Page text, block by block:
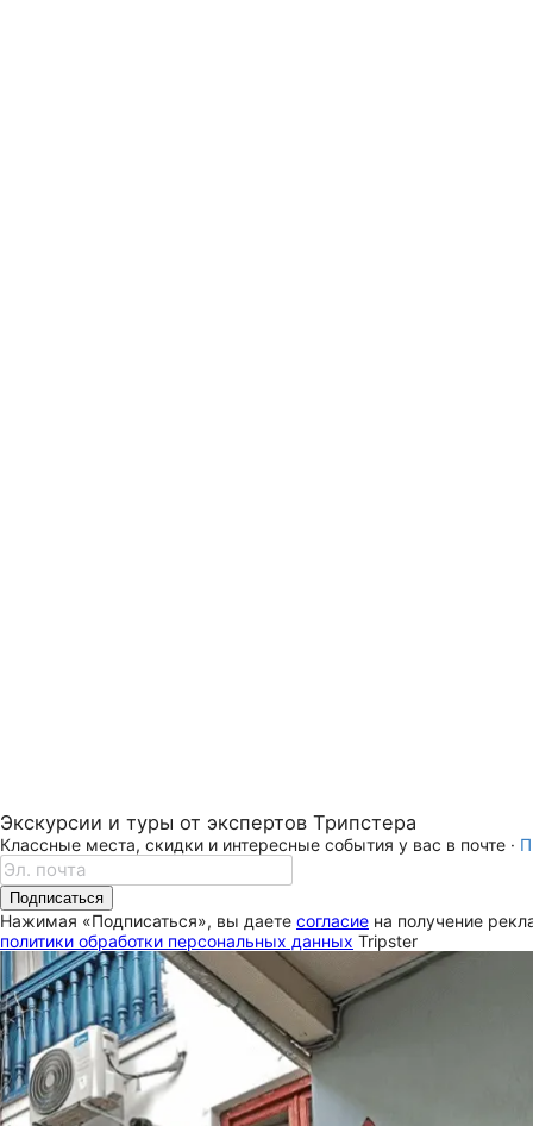
Экскурсии и туры от экспертов Трипстера
Классные места, скидки и интересные события у вас в почте ·
Подписаться
Нажимая «Подписаться», вы даете согласие на получение
политики обработки персональных данных Tripster